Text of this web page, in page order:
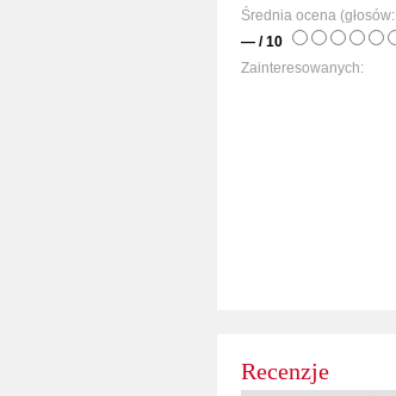
Średnia ocena (głosów:
— / 10
Zainteresowanych:
Recenzje